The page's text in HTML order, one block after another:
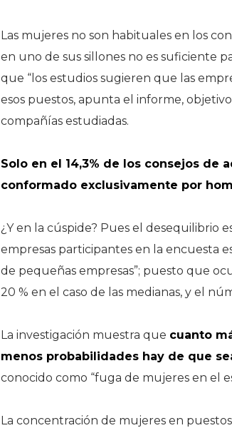
Las mujeres no son habituales en los
en uno de sus sillones no es suficiente
que “los estudios sugieren que las
esos puestos, apunta el informe,
compañías estudiadas.
Solo en el 14,3% de los consejos de
conformado exclusivamente por
¿Y en la cúspide? Pues el desequilibrio
empresas participantes en la encuesta
de pequeñas empresas”; puesto que
20 % en el caso de las medianas, y el
La investigación muestra que cuanto
menos probabilidades hay de que
conocido como “fuga de mujeres en el
La concentración de mujeres en